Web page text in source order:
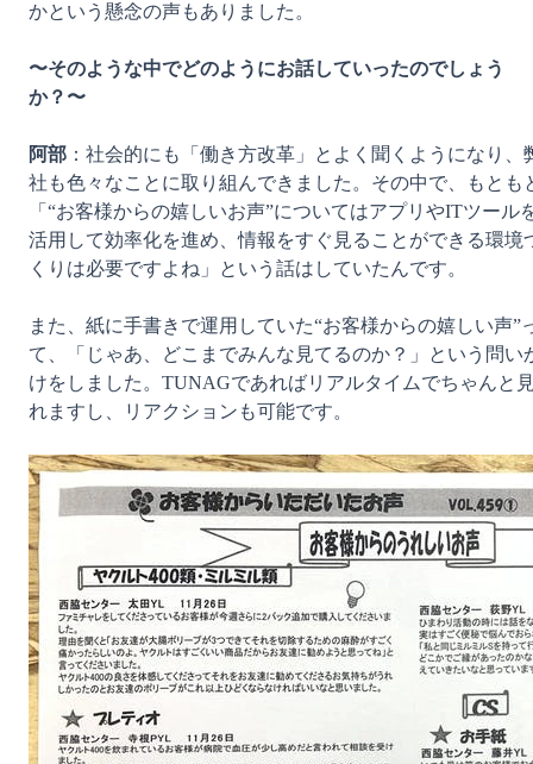
かという懸念の声もありました。
〜そのような中でどのようにお話していったのでしょう
か？〜
阿部 ：社会的にも「働き方改革」とよく聞くようになり、
社も色々なことに取り組んできました。その中で、もとも
「“お客様からの嬉しいお声”についてはアプリやITツール
活用して効率化を進め、情報をすぐ見ることができる環境
くりは必要ですよね」という話はしていたんです。
また、紙に手書きで運用していた“お客様からの嬉しい声”
て、「じゃあ、どこまでみんな見てるのか？」という問い
けをしました。TUNAGであればリアルタイムでちゃんと
れますし、リアクションも可能です。